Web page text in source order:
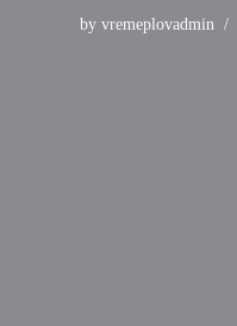
by vremeplovadmin